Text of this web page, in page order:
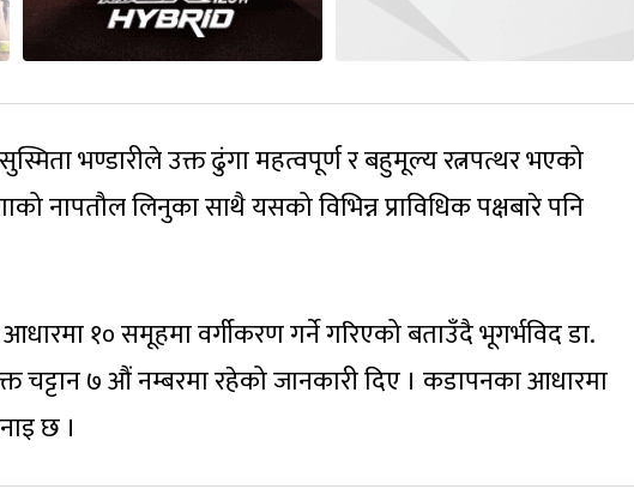
भण्डारीले उक्त ढुंगा महत्वपूर्ण र बहुमूल्य रत्नपत्थर भएको
नापतौल लिनुका साथै यसको विभिन्न प्राविधिक पक्षबारे पनि
१० समूहमा वर्गीकरण गर्ने गरिएको बताउँदै भूगर्भविद डा.
चट्टान ७ औं नम्बरमा रहेको जानकारी दिए । कडापनका आधारमा
छ ।